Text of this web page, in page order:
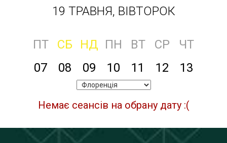
19 ТРАВНЯ, ВІВТОРОК
ПТ СБ НД ПН ВТ СР
ЧТ
07
08 09 10 11 12 13
Немає сеансів на обрану дату :(